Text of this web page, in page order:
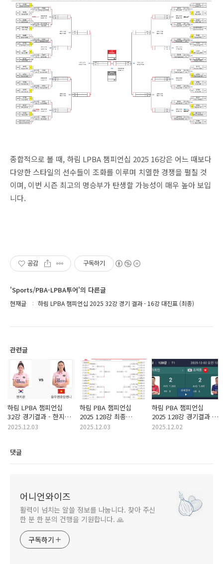
종합적으로 볼 때, 하림 LPBA 챔피언십 2025 16강은 어느 때보다
다양한 스타일의 선수들이 조화를 이루며 치열한 경쟁을 펼칠 것
이며, 이번 시즌 최고의 명승부가 탄생할 가능성이 매우 높아 보입
니다.
공감 구독하기
'Sports/PBA-LPBA투어'의 다른글
현재글 하림 LPBA 챔피언십 2025 32강 경기 결과 - 16강 대진표 (최종)
관련글
하림 LPBA 챔피언십
32강 경기결과 - 한지은
vs 응우옌호앙옌니 둘다
2025.12.03
하림 PBA 챔피언십
2025 128강 최종
경기결과 및 64강
2025.12.03
하림 PBA 챔피언십
2025 128강 경기결과 -
이희진 vs 구사일생
2025.12.02
댓글
어니언와이즈
활력이 넘치는 알쓸 정보를 나눕니다. 찾아 주신
한 분 한 분의 건행을 기원합니다. 🙏
구독하기